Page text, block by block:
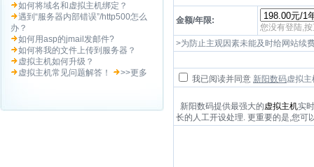
如何将域名和虚拟主机绑定？
遇到“服务器内部错误”/http500怎么
办？
如何用asp的jmail发邮件?
如何将我的文件上传到服务器？
虚拟主机如何升级？
虚拟主机常见问题解答！
>>更多
金额/年限:
您没有登陆,
>为防止主观因素未能及时给网站续
我已阅读并同意 新阳数码虚拟
新阳数码提供最强大的虚拟主机实
长的人工开设处理. 更重要的是,您可